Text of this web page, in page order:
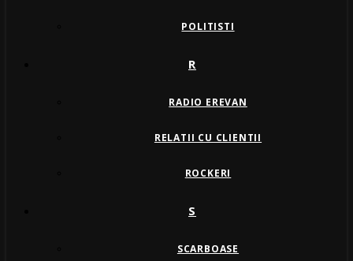
POLITISTI
R
RADIO EREVAN
RELATII CU CLIENTII
ROCKERI
S
SCARBOASE